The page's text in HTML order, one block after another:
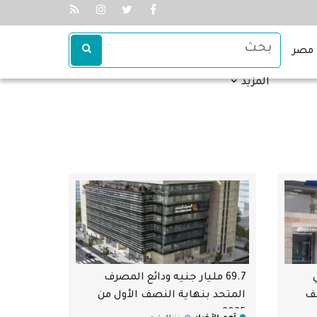
مصر
المزيد
69.7 مليار جنيه ودائع المصرف
المتحد بنهاية النصف الأول من
2025